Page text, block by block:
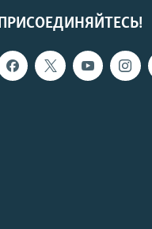
ПРИСОЕДИНЯЙТЕСЬ!